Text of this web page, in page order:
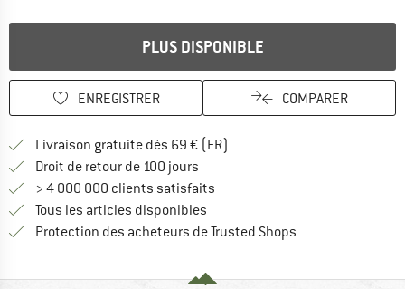
PLUS DISPONIBLE
ENREGISTRER COMPARER
Livraison gratuite dès 69 € (FR)
Droit de retour de 100 jours
> 4 000 000 clients satisfaits
Tous les articles disponibles
Protection des acheteurs de Trusted Shops